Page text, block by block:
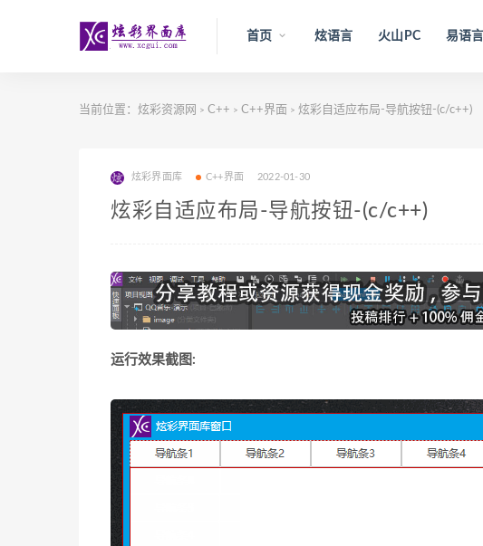
首页 炫语言 火山PC 易语言
当前位置： 炫彩资源网 > C++ > C++界面 > 炫彩自适应布局-导航按钮-(c/c++)
炫彩界面库 C++界面 2022-01-30
炫彩自适应布局-导航按钮-(c/c++)
运行效果截图: